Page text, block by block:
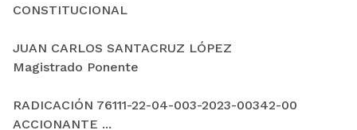
CONSTITUCIONAL
JUAN CARLOS SANTACRUZ LÓPEZ
Magistrado Ponente
RADICACIÓN 76111-22-04-003-2023-00342-00
ACCIONANTE ...